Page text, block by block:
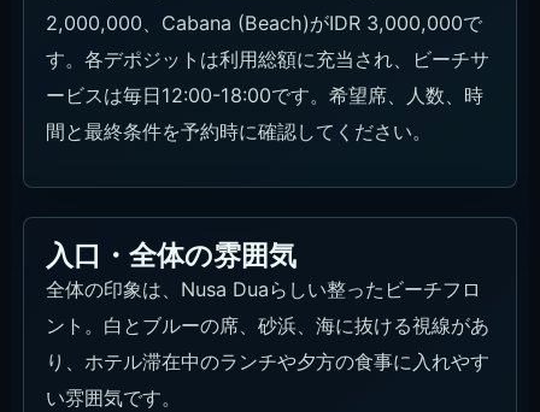
2,000,000、Cabana (Beach)がIDR 3,000,000で
す。各デポジットは利用総額に充当され、ビーチサ
ービスは毎日12:00-18:00です。希望席、人数、時
間と最終条件を予約時に確認してください。
入口・全体の雰囲気
全体の印象は、Nusa Duaらしい整ったビーチフロ
ント。白とブルーの席、砂浜、海に抜ける視線があ
り、ホテル滞在中のランチや夕方の食事に入れやす
い雰囲気です。